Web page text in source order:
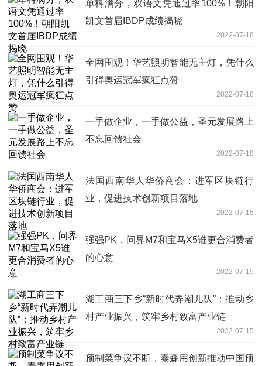
单科满分，双语文凭通过率100%！朝阳
凯文首届IBDP成绩揭晓
2022-07-18
全网围观！华艺照明智能无主灯，凭什么
引得奥运冠军疯狂点赞
2022-07-18
一手做企业，一手做公益，圣元发展路上
不忘回馈社会
2022-07-18
法国西南华人华侨商会：进军区块链行
业，促进技术创新项目落地
2022-07-15
强强PK，问界M7和宝马X5谁更合消费者
的心意
2022-07-15
湖工商三下乡“新时代弄潮儿队”：推动乡
村产业振兴，筑牢乡村致富产业链
2022-07-15
预制菜争议不断，泰森用创新推动中国预